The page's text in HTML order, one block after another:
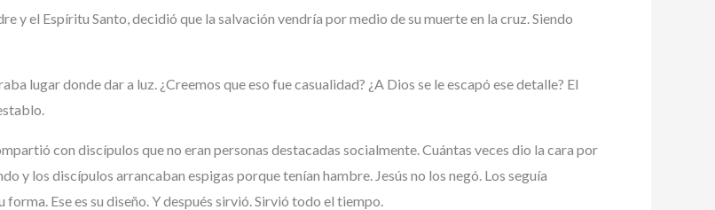
y el Espíritu Santo, decidió que la salvación vendría por medio de su muerte en la cruz. Siendo
lugar donde dar a luz. ¿Creemos que eso fue casualidad? ¿A Dios se le escapó ese detalle? El
con discípulos que no eran personas destacadas socialmente. Cuántas veces dio la cara por
y los discípulos arrancaban espigas porque tenían hambre. Jesús no los negó. Los seguía
forma. Ese es su diseño. Y después sirvió. Sirvió todo el tiempo.